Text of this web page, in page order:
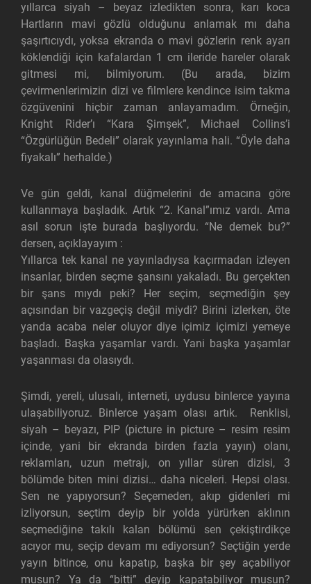
yıllarca siyah – beyaz izledikten sonra, karı koca
Hartların mavi gözlü olduğunu anlamak mı daha
şaşırtıcıydı, yoksa ekranda o mavi gözlerin renk ayarı
köklendiği için kafalardan 1 cm ileride hareler olarak
gitmesi mi, bilmiyorum. (Bu arada, bizim
çevirmenlerimizin dizi ve filmlere kendince isim takma
özgüvenini hiçbir zaman anlayamadım. Örneğin,
Knight Rider’ı “Kara Şimşek”, Michael Collins’i
“Özgürlüğün Bedeli” olarak yayınlama hali. “Öyle daha
fiyakalı” herhalde.)
Ve gün geldi, kanal düğmelerini de amacına göre
kullanmaya başladık. Artık “2. Kanal”ımız vardı. Ama
asıl sorun işte burada başlıyordu. “Ne demek bu?”
dersen, açıklayayım :
Yıllarca tek kanal ne yayınladıysa kaçırmadan izleyen
insanlar, birden seçme şansını yakaladı. Bu gerçekten
bir şans mıydı peki? Her seçim, seçmediğin şey
açısından bir vazgeçiş değil miydi? Birini izlerken, öte
yanda acaba neler oluyor diye içimiz içimizi yemeye
başladı. Başka yaşamlar vardı. Yani başka yaşamlar
yaşanması da olasıydı.
Şimdi, yereli, ulusalı, interneti, uydusu binlerce yayına
ulaşabiliyoruz. Binlerce yaşam olası artık. Renklisi,
siyah – beyazı, PIP (picture in picture – resim resim
içinde, yani bir ekranda birden fazla yayın) olanı,
reklamları, uzun metrajı, on yıllar süren dizisi, 3
bölümde biten mini dizisi… daha niceleri. Hepsi olası.
Sen ne yapıyorsun? Seçemeden, akıp gidenleri mi
izliyorsun, seçtim deyip bir yolda yürürken aklının
seçmediğine takılı kalan bölümü sen çekiştirdikçe
acıyor mu, seçip devam mı ediyorsun? Seçtiğin yerde
yayın bitince, onu kapatıp, başka bir şey açabiliyor
musun? Ya da “bitti” deyip kapatabiliyor musun?